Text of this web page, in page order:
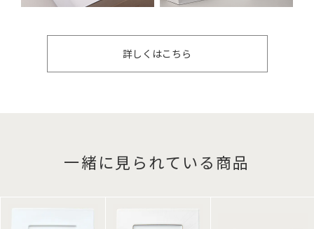
詳しくはこちら
一緒に見られている商品